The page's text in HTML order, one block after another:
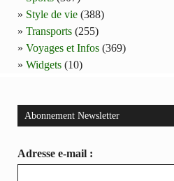
Style de vie (388)
Transports (255)
Voyages et Infos (369)
Widgets (10)
Abonnement Newsletter
Adresse e-mail :